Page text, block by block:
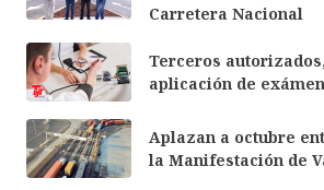
Carretera Nacional
Terceros
aplicación de
Aplazan a octubre
la Manifestación de